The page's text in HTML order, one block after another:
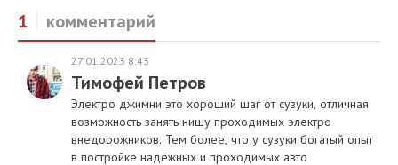
1 комментарий
27.01.2023 8:43
Тимофей Петров
Электро джимни это хороший шаг от сузуки, отличная
возможность занять нишу проходимых электро
внедорожников. Тем более, что у сузуки богатый опыт
в постройке надёжных и проходимых авто